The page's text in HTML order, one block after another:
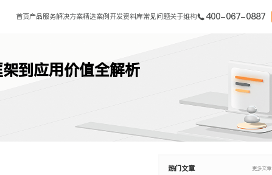
首页产品服务解决方案精选案例开发资料库常见问题关于维构 400-067-0887
到应用价值全解析
热门文章 更多文章